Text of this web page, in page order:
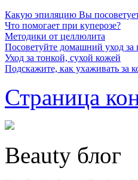
Какую эпиляцию Вы
Что помогает при куперозе?
Методики от целлюлита
Посоветуйте домашний уход за
Уход за тонкой, сухой кожей
Подскажите, как ухаживать за
Страница
Beauty блог